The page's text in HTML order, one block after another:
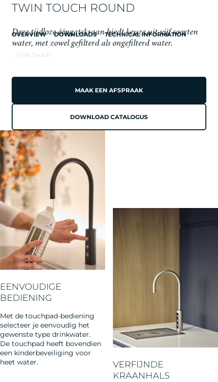
OVERVIEW DOWNLOADS TECHNICAL INFORMATION
/Fine Touch
FINE TOUCH
DE SIERLIJKE
ESSENTIAL
Fine Touch combineert verfijning met gebruiksgemak. Dankzij
de geïntegreerde elektronische bediening geniet je moeiteloos
van gefilterd water. Met zijn sierlijke design en 360°
pivoteerbare uitloop is deze kraan perfect voor een barmodule
ruimte.
TWIN TOUCH ROUND
Deze tijdloze ééngatskraan biedt keuze uit vijf soorten
water, met zowel gefilterd als ongefilterd water.
MAAK EEN AFSPRAAK
DOWNLOAD CATALOGUS
EENVOUDIGE
BEDIENING
Met de touchpad-bediening
selecteer je eenvoudig het
gewenste type drinkwater.​ ​
De touchpad heeft bovendien
een kinderbeveiliging voor
heet water. ​
VERFIJNDE
KRAANHALS